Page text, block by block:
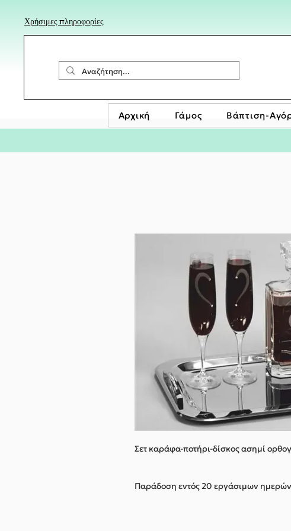
Χρήσιμες πληροφορίες
Αρχική Γάμος Βάπτιση-
Σετ καράφα-ποτήρι-δίσκος ασημί
Παράδοση εντός 20 εργάσιμων ημερών